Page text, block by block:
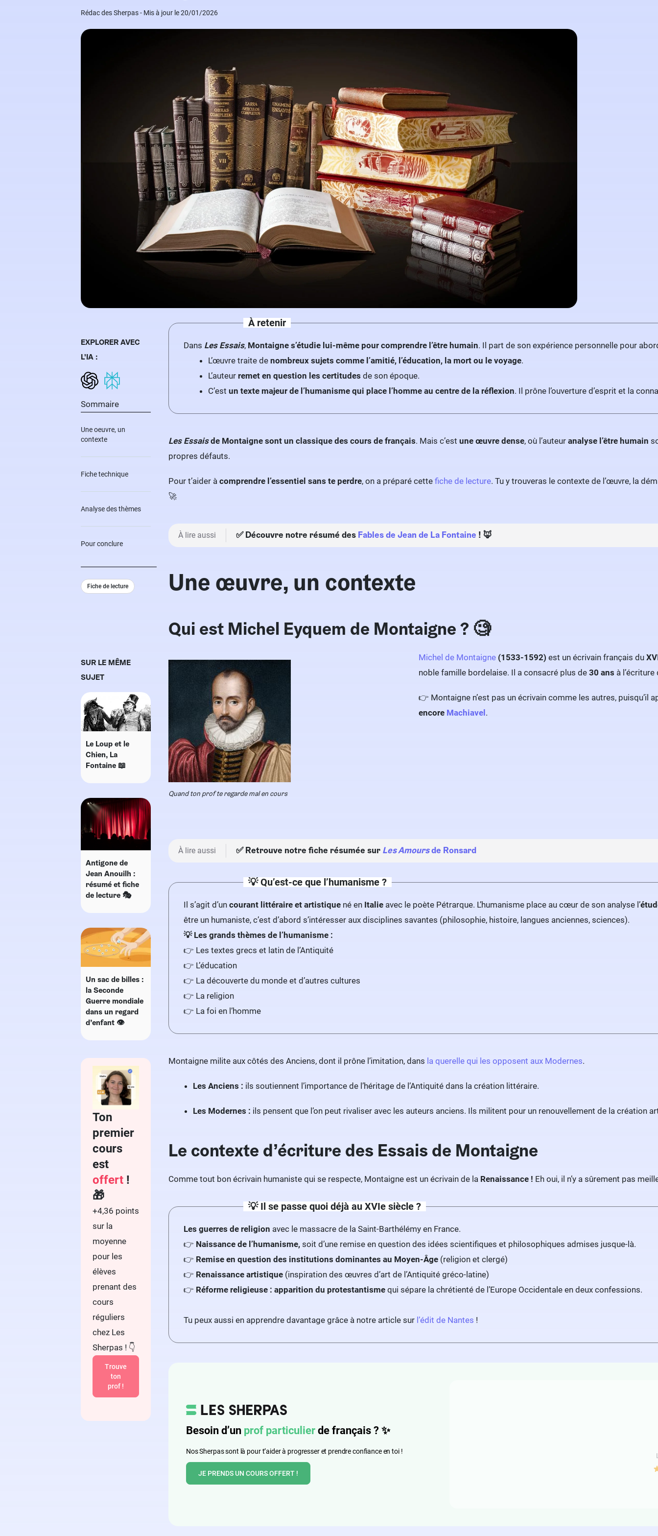
Études à l'étranger
Financement des études
Modèles de lettres de motivation
Nos ebooks étudiants
Rédac des Sherpas - Mis à jour le 20/01/2026
À retenir
Dans Les Essais, Montaigne s’étudie lui-même pour comprendre l’être humain. Il part de son expérience personnelle pour
L’œuvre traite de nombreux sujets comme l’amitié, l’éducation, la mort ou le voyage.
L’auteur remet en question les certitudes de son époque.
C’est un texte majeur de l’humanisme qui place l’homme au centre de la réflexion. Il prône l’ouverture d’esprit et la
Les Essaisde Montaigne sont un classique des cours de français. Mais c’est une œuvre dense, où l’auteur analyse l’être humain
propres défauts.
Pour t’aider à comprendre l’essentiel sans te perdre, on a préparé cette fiche de lecture. Tu y trouveras le contexte de l’œuvre, la
🚀
À lire aussi ✅ Découvre notre résumé des Fables de Jean de La Fontaine ! 🦊
Une œuvre, un contexte
Qui est Michel Eyquem de Montaigne ? 🧐
Quand ton prof te regarde mal en cours
Michel de Montaigne (1533-1592) est un écrivain français du
noble famille bordelaise. Il a consacré plus de30 ans à
👉 Montaigne n’est pas un écrivain comme les autres, puisqu’il
encore Machiavel .
À lire aussi ✅ Retrouve notre fiche résumée sur Les Amoursde Ronsard
💡 Qu’est-ce que l’humanisme ?
Il s’agit d’un courant littéraire et artistique né en Italie avec le poète Pétrarque. L’humanisme place au cœur de son analyse l’
être un humaniste, c’est d’abord s’intéresser aux disciplines savantes (philosophie, histoire, langues anciennes, sciences).
💡 Les grands thèmes de l’humanisme :
👉 Les textes grecs et latin de l’Antiquité
👉 L’éducation
👉 La découverte du monde et d’autres cultures
👉 La religion
👉 La foi en l’homme
Montaigne milite aux côtés des Anciens, dont il prône l’imitation, dans la querelle qui les opposent aux Modernes.
Les Anciens : ils soutiennent l’importance de l’héritage de l’Antiquité dans la création littéraire.
Les Modernes : ils pensent que l’on peut rivaliser avec les auteurs anciens. Ils militent pour un renouvellement de la création
Le contexte d’écriture des Essais de Montaigne
Comme tout bon écrivain humaniste qui se respecte, Montaigne est un écrivain de la Renaissance ! Eh oui, il n’y a sûrement pas
💡 Il se passe quoi déjà au XVIe siècle ?
Les guerres de religion avec le massacre de la Saint-Barthélémy en France.
👉 Naissance de l’humanisme, soit d’une remise en question des idées scientifiques et philosophiques admises jusque-là.
👉 Remise en question des institutions dominantes au Moyen-Âge (religion et clergé)
👉 Renaissance artistique (inspiration des œuvres d’art de l’Antiquité gréco-latine)
👉 Réforme religieuse : apparition du protestantisme qui sépare la chrétienté de l’Europe Occidentale en deux confessions.
Tu peux aussi en apprendre davantage grâce à notre article sur l’édit de Nantes !
Besoin d’un prof particulier de français ? ✨
Nos Sherpas sont là pour t’aider à progresser et prendre confiance en toi !
JE PRENDS UN COURS OFFERT !
EXPLORER AVEC
L'IA :
Sommaire
Une oeuvre, un
contexte
Fiche technique
Analyse des thèmes
Pour conclure
Fiche de lecture
SUR LE MÊME
SUJET
Le Loup et le
Chien, La
Fontaine 📖
Antigone de
Jean Anouilh :
résumé et fiche
de lecture 🎭
Un sac de billes :
la Seconde
Guerre mondiale
dans un regard
d’enfant 👁
Ton
premier
cours
est
offert !
🎁
+4,36 points
sur la
moyenne
pour les
élèves
prenant des
cours
réguliers
chez Les
Sherpas ! 👇
Trouve
ton
prof !